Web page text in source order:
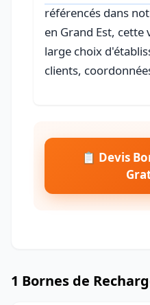
référencés dans
en Grand Est,
large choix
clients,
📋 Devis
1 Bornes de